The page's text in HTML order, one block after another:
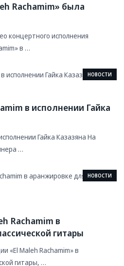
Rachamim» была
концертного исполнения
в …
НОВОСТИ
в исполнении Гайка
Гайка Казазяна На
…
НОВОСТИ
Rachamim в
гитары
«El Maleh Rachamim» в
гитары, …